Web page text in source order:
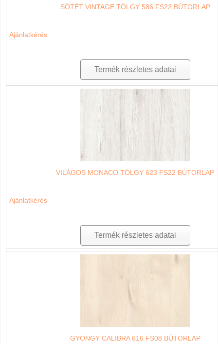
SÖTÉT VINTAGE TÖLGY 586 FS22 BÚTORLAP
Ajánlatkérés
Termék részletes adatai
VILÁGOS MONACO TÖLGY 623 FS22 BÚTORLAP
Ajánlatkérés
Termék részletes adatai
GYÖNGY CALIBRA 616 FS08 BÚTORLAP